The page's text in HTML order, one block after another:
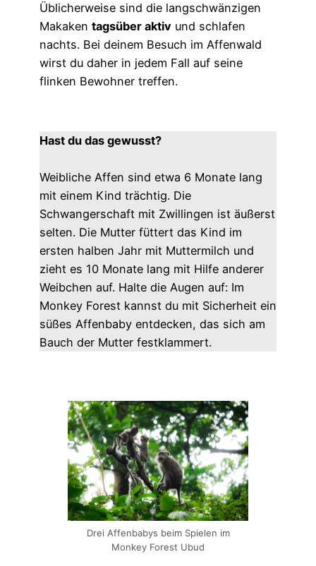
Üblicherweise sind die langschwänzigen
Makaken tagsüber aktiv und schlafen
nachts. Bei deinem Besuch im Affenwald
wirst du daher in jedem Fall auf seine
flinken Bewohner treffen.
Hast du das gewusst?
Weibliche Affen sind etwa 6 Monate lang
mit einem Kind trächtig. Die
Schwangerschaft mit Zwillingen ist äußerst
selten. Die Mutter füttert das Kind im
ersten halben Jahr mit Muttermilch und
zieht es 10 Monate lang mit Hilfe anderer
Weibchen auf. Halte die Augen auf: Im
Monkey Forest kannst du mit Sicherheit ein
süßes Affenbaby entdecken, das sich am
Bauch der Mutter festklammert.
Drei Affenbabys beim Spielen im
Monkey Forest Ubud